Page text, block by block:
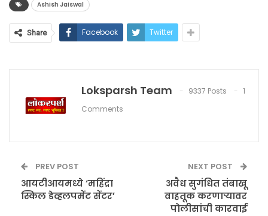
Ashish Jaiswal
Share Facebook Twitter
Loksparsh Team 9337 Posts
1
Comments
PREV POST
आयटीआयमध्ये ‘महिंद्रा
स्किल डेव्हलपमेंट सेंटर’
NEXT POST
अवैध सुगंधित तंबाखू
वाहतूक करणाऱ्यावर
पोलीसांची कारवाई